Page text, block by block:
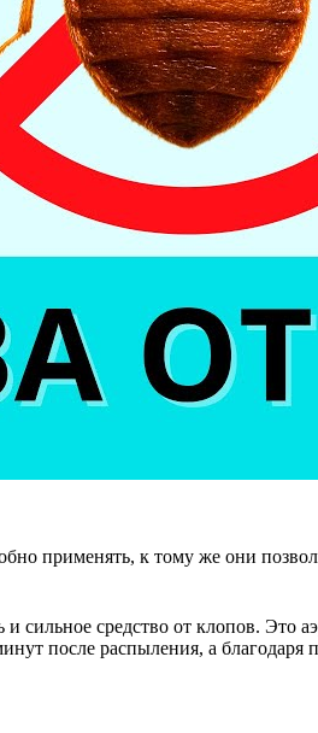
применять, к тому же они
средство от клопов. Это
после распыления, а